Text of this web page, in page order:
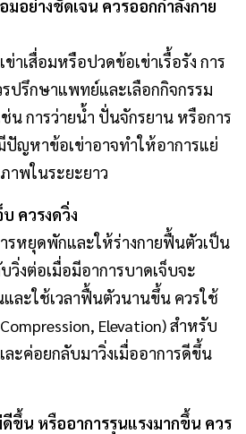
มอย่างชัดเจน ควรออกกำลังกาย
เสื่อมหรือปวดข้อเข่าเรื้อรัง การ
ปรึกษาแพทย์และเลือกกิจกรรม
น การว่ายน้ำ ปั่นจักรยาน หรือการ
ปัญหาข้อเข่าอาจทำให้อาการแย่
าพในระยะยาว
ควรงดวิ่ง
ารหยุดพักและให้ร่างกายฟื้นตัวเป็น
วิ่งต่อเมื่อมีอาการบาดเจ็บจะ
ละใช้เวลาฟื้นตัวนานขึ้น ควรใช้
Elevation) สำหรับ
ะค่อยกลับมาวิ่งเมื่ออาการดีขึ้น
ดีขึ้น หรืออาการรุนแรงมากขึ้น ควร